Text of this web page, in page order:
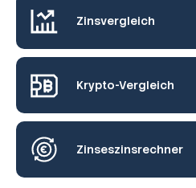
Zinsvergleich
Krypto-Vergleich
Zinseszinsrechner